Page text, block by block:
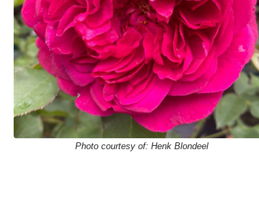
Photo courtesy of:Henk Blondeel